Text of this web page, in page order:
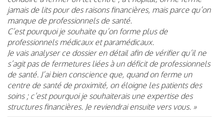
jamais de lits pour des raisons financières, mais parce qu’on
manque de professionnels de santé.
C’est pourquoi je souhaite qu’on forme plus de
professionnels médicaux et paramédicaux.
Je vais analyser ce dossier en détail afin de vérifier qu’il ne
s’agit pas de fermetures liées à un déficit de professionnels
de santé. J’ai bien conscience que, quand on ferme un
centre de santé de proximité, on éloigne les patients des
soins ; c’est pourquoi je souhaiterais une expertise des
structures financières. Je reviendrai ensuite vers vous. »